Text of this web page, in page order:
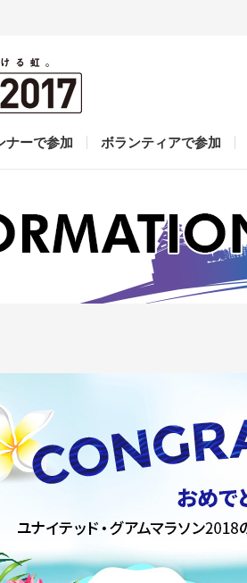
ナーで参加 ボランティアで参加